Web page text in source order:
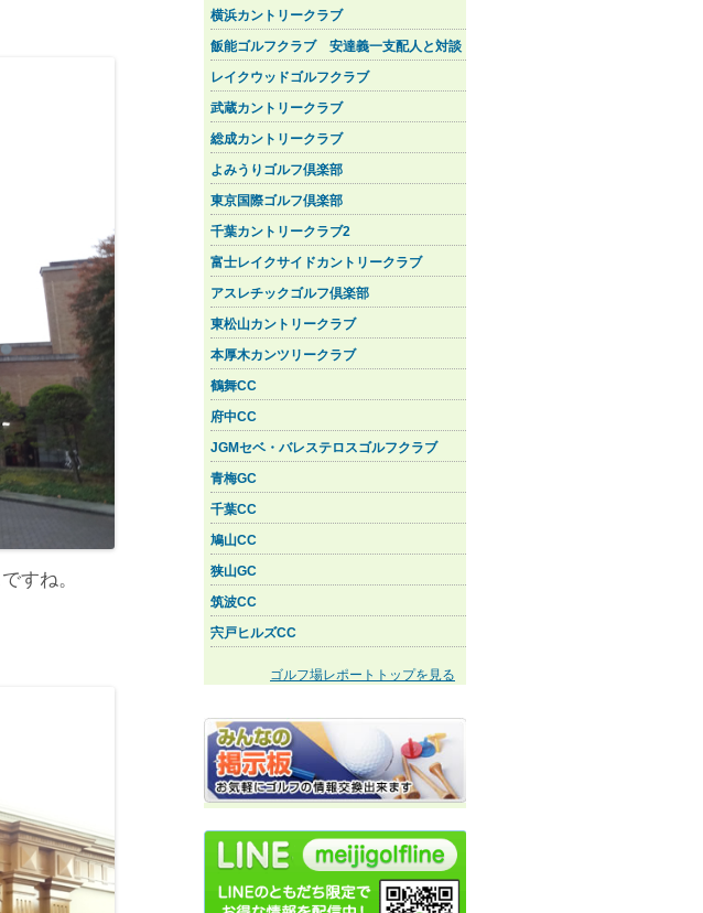
すね。
横浜カントリークラブ
飯能ゴルフクラブ 安達義一支配人と対談
レイクウッドゴルフクラブ
武蔵カントリークラブ
総成カントリークラブ
よみうりゴルフ倶楽部
東京国際ゴルフ倶楽部
千葉カントリークラブ2
富士レイクサイドカントリークラブ
アスレチックゴルフ倶楽部
東松山カントリークラブ
本厚木カンツリークラブ
鶴舞CC
府中CC
JGMセベ・バレステロスゴルフクラブ
青梅GC
千葉CC
鳩山CC
狭山GC
筑波CC
宍戸ヒルズCC
ゴルフ場レポートトップを見る